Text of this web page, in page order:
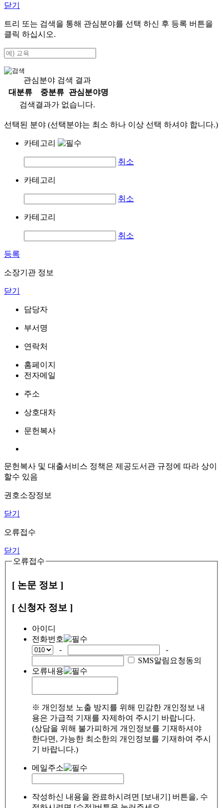
닫기
트리 또는 검색을 통해 관심분야를 선택 하신 후 등록 버튼을
클릭 하십시오.
관심분야 검색 결과
대분류
중분류
관심분야명
검색결과가 없습니다.
선택된 분야 (선택분야는 최소 하나 이상 선택 하셔야 합니다.)
카테고리
취소
카테고리
취소
카테고리
취소
등록
소장기관 정보
닫기
담당자
부서명
연락처
홈페이지
전자메일
주소
상호대차
문헌복사
문헌복사 및 대출서비스 정책은 제공도서관 규정에 따라 상이
할수 있음
권호소장정보
닫기
오류접수
닫기
오류접수
[ 논문 정보 ]
[ 신청자 정보 ]
아이디
전화번호
-
-
SMS알림요청동의
오류내용
※ 개인정보 노출 방지를 위해 민감한 개인정보 내
용은 가급적 기재를 자제하여 주시기 바랍니다.
(상담을 위해 불가피하게 개인정보를 기재하셔야
한다면, 가능한 최소한의 개인정보를 기재하여 주시
기 바랍니다.)
메일주소
작성하신 내용을 완료하시려면 [보내기] 버튼을, 수